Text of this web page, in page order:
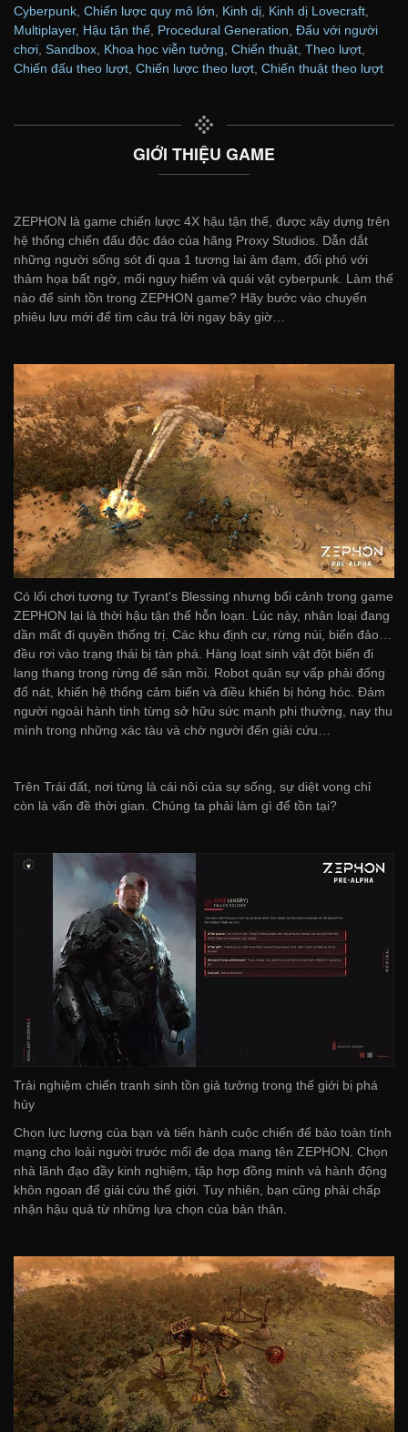
Cyberpunk Chiến lược quy mô lớn Kinh dị Kinh dị Lovecraft
Multiplayer, Hậu tận thế Procedural Generation Đấu với người
chơi Sandbox Khoa học viễn tưởng Chiến thuật Theo lượt
Chiến đấu theo lượt Chiến lược theo lượt Chiến thuật theo lượt
GIỚI THIỆU GAME
ZEPHON là game chiến lược 4X hậu tận thế, được xây dựng trên
hệ thống chiến đấu độc đáo của hãng Proxy Studios. Dẫn dắt
những người sống sót đi qua 1 tương lai ảm đạm, đối phó với
thảm họa bất ngờ, mối nguy hiểm và quái vật cyberpunk. Làm thế
nào để sinh tồn trong ZEPHON game? Hãy bước vào chuyến
phiêu lưu mới để tìm câu trả lời ngay bây giờ…
Có lối chơi tương tự Tyrant's Blessing nhưng bối cảnh trong game
ZEPHON lại là thời hậu tận thế hỗn loạn. Lúc này, nhân loại đang
dần mất đi quyền thống trị. Các khu định cư, rừng núi, biển đảo…
đều rơi vào trạng thái bị tàn phá. Hàng loạt sinh vật đột biến đi
lang thang trong rừng để săn mồi. Robot quân sự vấp phải đống
đổ nát, khiến hệ thống cảm biến và điều khiển bị hỏng hóc. Đám
người ngoài hành tinh từng sở hữu sức mạnh phi thường, nay thu
mình trong những xác tàu và chờ người đến giải cứu…
Trên Trái đất, nơi từng là cái nôi của sự sống, sự diệt vong chỉ
còn là vấn đề thời gian. Chúng ta phải làm gì để tồn tại?
Trải nghiệm chiến tranh sinh tồn giả tưởng trong thế giới bị phá
hủy
Chọn lực lượng của bạn và tiến hành cuộc chiến để bảo toàn tính
mạng cho loài người trước mối đe dọa mang tên ZEPHON. Chọn
nhà lãnh đạo đầy kinh nghiệm, tập hợp đồng minh và hành động
khôn ngoan để giải cứu thế giới. Tuy nhiên, bạn cũng phải chấp
nhận hậu quả từ những lựa chọn của bản thân.